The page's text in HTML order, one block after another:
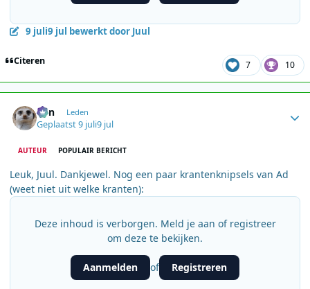
9 juli9 jul bewerkt door Juul
Citeren 7 10
Ben Leden
Geplaatst9 juli9 jul
AUTEUR POPULAIR BERICHT
Leuk, Juul. Dankjewel. Nog een paar krantenknipsels van Ad
(weet niet uit welke kranten):
Deze inhoud is verborgen. Meld je aan of registreer
om deze te bekijken.
Aanmelden of Registreren